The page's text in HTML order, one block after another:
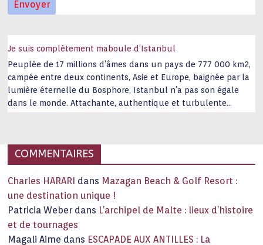
Je suis complètement maboule d’Istanbul
Peuplée de 17 millions d’âmes dans un pays de 777 000 km2,
campée entre deux continents, Asie et Europe, baignée par la
lumière éternelle du Bosphore, Istanbul n’a pas son égale
dans le monde. Attachante, authentique et turbulente
COMMENTAIRES
Charles HARARI dans Mazagan Beach & Golf Resort :
une destination unique !
Patricia Weber dans L’archipel de Malte : lieux d’histoire
et de tournages
Magali Aime dans ESCAPADE AUX ANTILLES : La